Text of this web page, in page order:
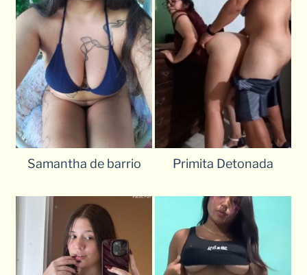
Samantha de barrio Primita Detonada